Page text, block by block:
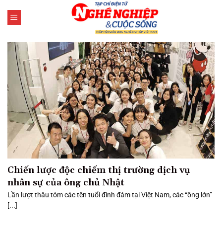
qua
dung
Chiến lược độc chiếm thị trường dịch vụ
nhân sự của ông chủ Nhật
Lần lượt thâu tóm các tên tuổi đình đám tại Việt Nam, các “ông lớn”
[...]